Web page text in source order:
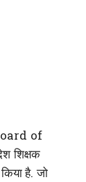
of
शिक्षक
है. जो